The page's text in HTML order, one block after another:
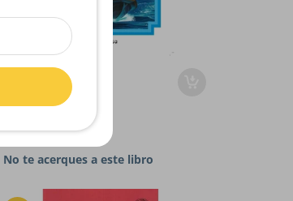
$16,900.00
Norma
No te acerques a este libro